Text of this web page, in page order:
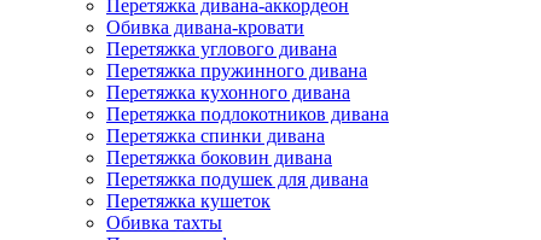
Перетяжка дивана-аккордеон
Обивка дивана-кровати
Перетяжка углового дивана
Перетяжка пружинного дивана
Перетяжка кухонного дивана
Перетяжка подлокотников дивана
Перетяжка спинки дивана
Перетяжка боковин дивана
Перетяжка подушек для дивана
Перетяжка кушеток
Обивка тахты